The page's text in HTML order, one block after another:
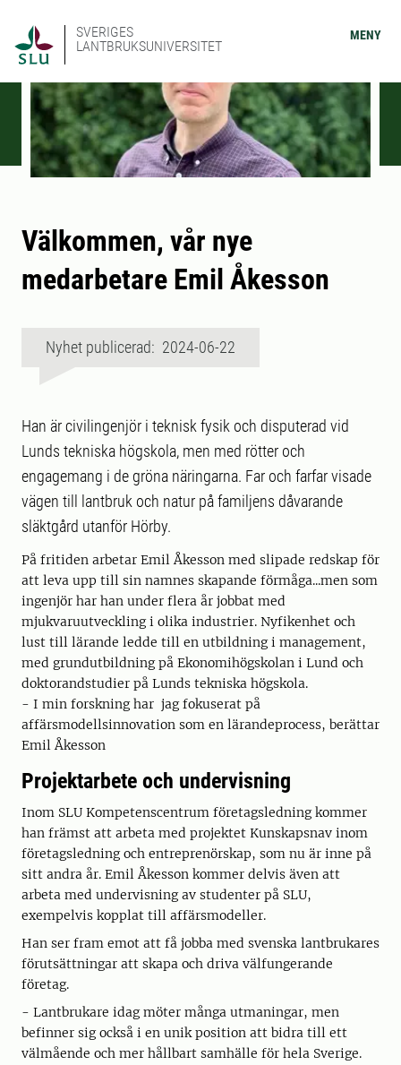
SVERIGES
LANTBRUKSUNIVERSITET
MENY
Välkommen, vår nye
medarbetare Emil Åkesson
Nyhet publicerad: 2024-06-22
Han är civilingenjör i teknisk fysik och disputerad vid
Lunds tekniska högskola, men med rötter och
engagemang i de gröna näringarna. Far och farfar visade
vägen till lantbruk och natur på familjens dåvarande
släktgård utanför Hörby.
På fritiden arbetar Emil Åkesson med slipade redskap för
att leva upp till sin namnes skapande förmåga...men som
ingenjör har han under flera år jobbat med
mjukvaruutveckling i olika industrier. Nyfikenhet och
lust till lärande ledde till en utbildning i management,
med grundutbildning på Ekonomihögskolan i Lund och
doktorandstudier på Lunds tekniska högskola.
- I min forskning har jag fokuserat på
affärsmodellsinnovation som en lärandeprocess, berättar
Emil Åkesson
Projektarbete och undervisning
Inom SLU Kompetenscentrum företagsledning kommer
han främst att arbeta med projektet Kunskapsnav inom
företagsledning och entreprenörskap, som nu är inne på
sitt andra år. Emil Åkesson kommer delvis även att
arbeta med undervisning av studenter på SLU,
exempelvis kopplat till affärsmodeller.
Han ser fram emot att få jobba med svenska lantbrukares
förutsättningar att skapa och driva välfungerande
företag.
- Lantbrukare idag möter många utmaningar, men
befinner sig också i en unik position att bidra till ett
välmående och mer hållbart samhälle för hela Sverige.